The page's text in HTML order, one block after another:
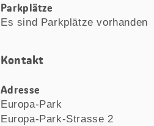
Parkplätze
Es sind Parkplätze vorhanden
Kontakt
Adresse
Europa-Park
Europa-Park-Strasse 2